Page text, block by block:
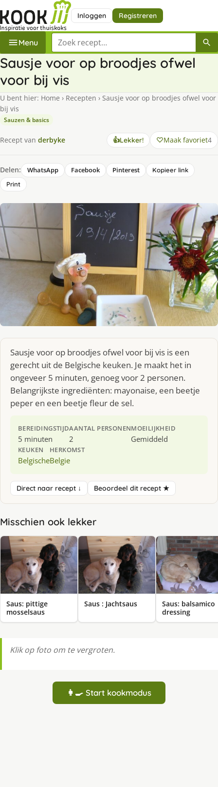
Inloggen Registreren
Menu Zoek een recept
Sausje voor op broodjes ofwel
voor bij vis
U bent hier: Home › Recepten › Sausje voor op broodjes ofwel voor
bij vis
Sauzen & basics
Recept van derbyke 👍Lekker! Maak favoriet4
Delen: WhatsApp Facebook Pinterest
Kopieer link
Print
Sausje voor op broodjes ofwel voor bij vis is een
gerecht uit de Belgische keuken. Je maakt het in
ongeveer 5 minuten, genoeg voor 2 personen.
Belangrijkste ingrediënten: mayonaise, een beetje
peper en een beetje fleur de sel.
BEREIDINGSTIJD
5 minuten
AANTAL PERSONEN
2
MOEILIJKHEID
Gemiddeld
KEUKEN
Belgische
HERKOMST
Belgie
Direct naar recept ↓ Beoordeel dit recept ★
Misschien ook lekker
Saus: pittige
mosselsaus
Saus : Jachtsaus
Saus: balsamico
dressing
Klik op foto om te vergroten.
👩‍🍳 Start kookmodus